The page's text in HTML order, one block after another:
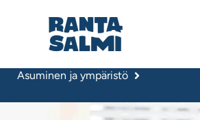
Asuminen ja ympäristö